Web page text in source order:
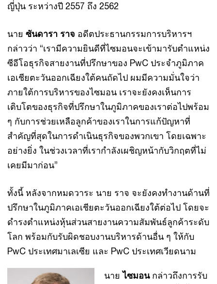
ญี่ปุ่น ระหว่างปี 2557 ถึง 2562
นาย ซันดารา ราจ อดีตประธานกรรมการบริหารฯ
กล่าวว่า “เรามีความยินดีที่ไซมอนจะเข้ามารับตำแหน่ง
ซีอีโอธุรกิจสายงานที่ปรึกษาของ PwC ประจำภูมิภาค
เอเชียตะวันออกเฉียงใต้คนถัดไป ผมมีความมั่นใจว่า
ภายใต้การบริหารของไซมอน เราจะยังคงเห็นการ
เติบโตของธุรกิจที่ปรึกษาในภูมิภาคของเราต่อไปพร้อม
ๆ กับการช่วยเหลือลูกค้าของเราในการแก้ปัญหาที่
สำคัญที่สุดในการดำเนินธุรกิจของพวกเขา โดยเฉพาะ
อย่างยิ่ง ในช่วงเวลาที่เรากำลังเผชิญหน้ากับวิกฤตที่ไม่
เคยมีมาก่อน”
ทั้งนี้ หลังจากหมดวาระ นาย ราจ จะยังคงทำงานด้านที่
ปรึกษาในภูมิภาคเอเชียตะวันออกเฉียงใต้ต่อไป โดยจะ
ดำรงตำแหน่งหุ้นส่วนสายงานความสัมพันธ์ลูกค้าระดับ
โลก พร้อมกับรับผิดชอบงานบริหารด้านอื่น ๆ ให้กับ
PwC ประเทศมาเลเซีย และ PwC ประเทศเวียดนาม
นายไซมอน กล่าวถึงการรับ